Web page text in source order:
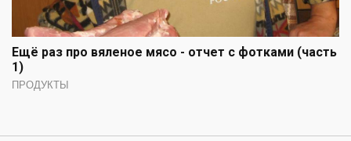
Ещё раз про вяленое мясо - отчет с фотками (часть
1)
ПРОДУКТЫ